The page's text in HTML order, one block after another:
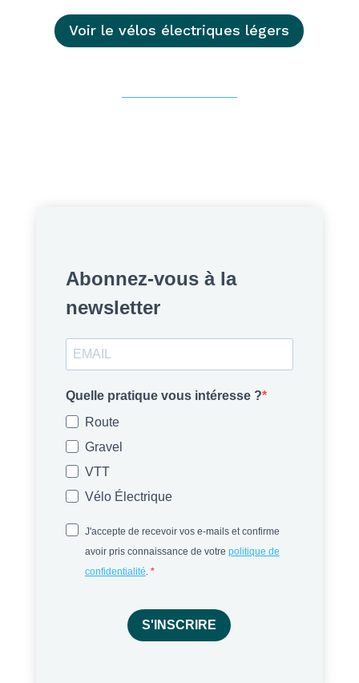
Voir le vélos électriques légers
Abonnez-vous à la
newsletter
Quelle pratique vous intéresse ?
Route
Gravel
VTT
Vélo Électrique
J'accepte de recevoir vos e-mails et confirme
avoir pris connaissance de votre politique de
confidentialité.
S'INSCRIRE